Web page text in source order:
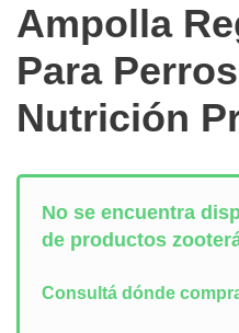
Ampolla
Para
Nutrición
No se encuentra
de productos
Consultá dónde